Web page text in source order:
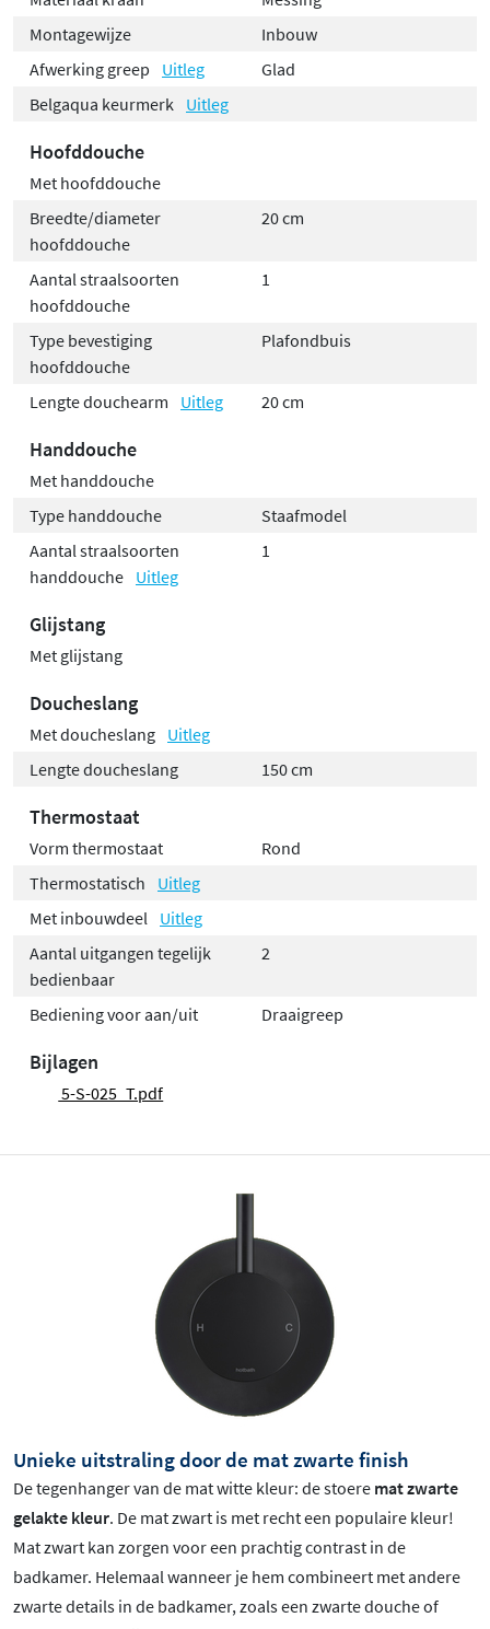
Montagewijze
Inbouw
Afwerking greep
Uitleg
Glad
Belgaqua keurmerk
Uitleg
Hoofddouche
Met hoofddouche
Breedte/diameter
hoofddouche
20 cm
Aantal straalsoorten
hoofddouche
1
Type bevestiging
hoofddouche
Plafondbuis
Lengte douchearm Uitleg 20 cm
Handdouche
Met handdouche
Type handdouche
Staafmodel
Aantal straalsoorten
handdouche Uitleg
1
Glijstang
Met glijstang
Doucheslang
Met doucheslang Uitleg
Lengte doucheslang
150 cm
Thermostaat
Vorm thermostaat
Rond
Thermostatisch
Uitleg
Met inbouwdeel
Uitleg
Aantal uitgangen tegelijk
bedienbaar
2
Bediening voor aan/uit Draaigreep
Bijlagen
5-S-025_T.pdf
Unieke uitstraling door de mat zwarte finish
De tegenhanger van de mat witte kleur: de stoere mat zwarte
gelakte kleur. De mat zwart is met recht een populaire kleur!
Mat zwart kan zorgen voor een prachtig contrast in de
badkamer. Helemaal wanneer je hem combineert met andere
zwarte details in de badkamer, zoals een zwarte douche of